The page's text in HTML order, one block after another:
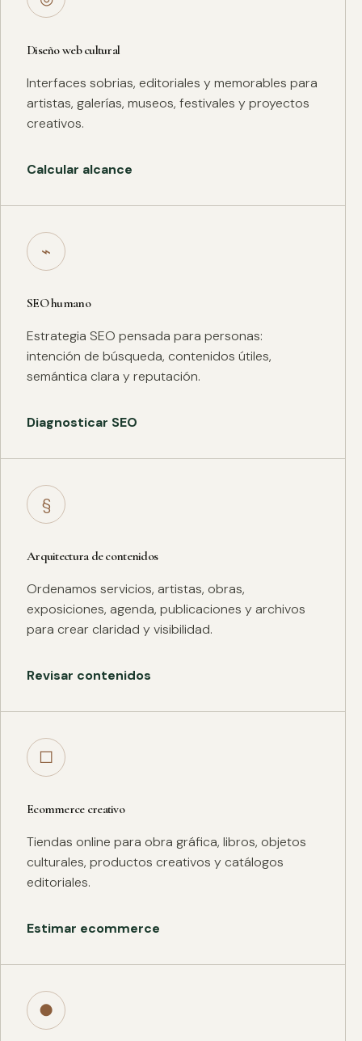
Diseño web cultural
Interfaces sobrias, editoriales y memorables para
artistas, galerías, museos, festivales y proyectos
creativos.
Calcular alcance
⌁
SEO humano
Estrategia SEO pensada para personas:
intención de búsqueda, contenidos útiles,
semántica clara y reputación.
Diagnosticar SEO
§
Arquitectura de contenidos
Ordenamos servicios, artistas, obras,
exposiciones, agenda, publicaciones y archivos
para crear claridad y visibilidad.
Revisar contenidos
□
Ecommerce creativo
Tiendas online para obra gráfica, libros, objetos
culturales, productos creativos y catálogos
editoriales.
Estimar ecommerce
●